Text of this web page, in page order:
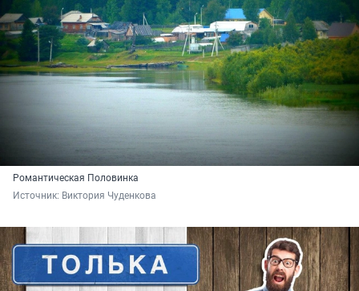
Романтическая Половинка
Источник: Виктория Чуденкова